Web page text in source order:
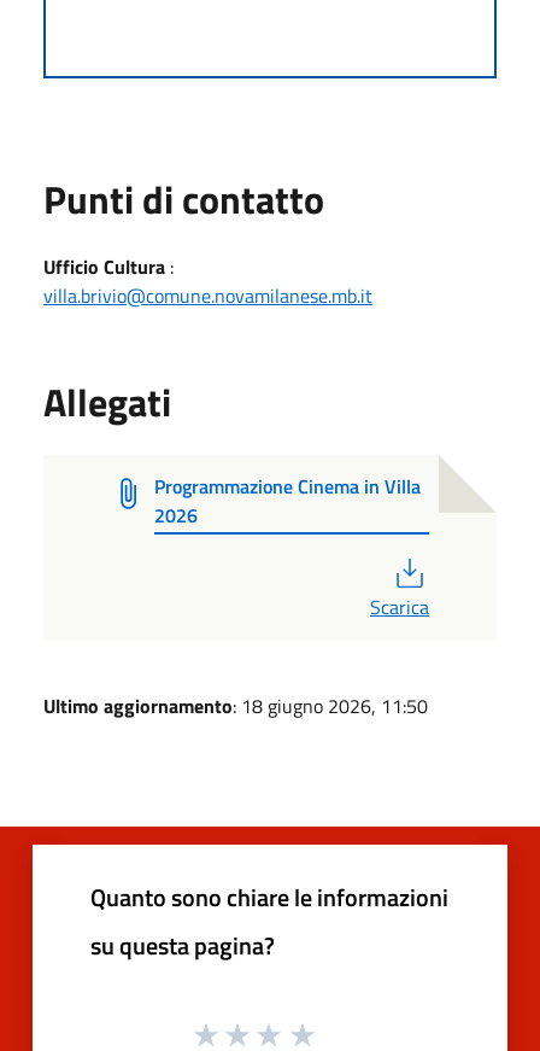
Punti di contatto
Ufficio Cultura :
villa.brivio@comune.novamilanese.mb.it
Allegati
Programmazione Cinema in Villa
2026
Scarica
Ultimo aggiornamento: 18 giugno 2026, 11:50
Quanto sono chiare le informazioni
su questa pagina?